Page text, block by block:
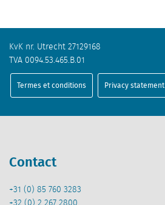
KvK nr. Utrecht 27129168
TVA 0094.53.465.B.01
Termes et conditions Privacy statement
Contact
+31 (0) 85 760 3283